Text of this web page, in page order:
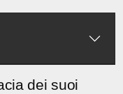
dei suoi